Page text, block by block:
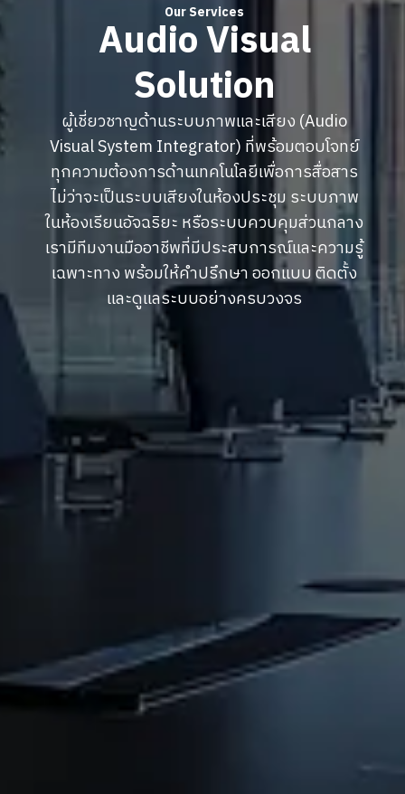
Our Services
Audio Visual
Solution
ผู้เชี่ยวชาญด้านระบบภาพและเสียง (Audio
Visual System Integrator) ที่พร้อมตอบโจทย์
ทุกความต้องการด้านเทคโนโลยีเพื่อการสื่อสาร
ไม่ว่าจะเป็นระบบเสียงในห้องประชุม ระบบภาพ
ในห้องเรียนอัจฉริยะ หรือระบบควบคุมส่วนกลาง
เรามีทีมงานมืออาชีพที่มีประสบการณ์และความรู้
เฉพาะทาง พร้อมให้คำปรึกษา ออกแบบ ติดตั้ง
และดูแลระบบอย่างครบวงจร